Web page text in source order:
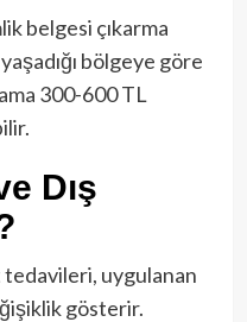
belgesi çıkarma
bölgeye göre
300-600 TL
Dış
tedavileri, uygulanan
gösterir.